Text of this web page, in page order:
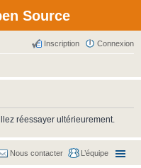
Source
Connexion
Inscription
réessayer ultérieurement.
L’équipe
Nous contacter